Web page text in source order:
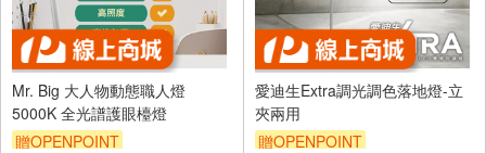
Mr. Big 大人物動態職人燈
5000K 全光譜護眼檯燈
贈OPENPOINT
愛迪生Extra調光調色落地燈-立
夾兩用
贈OPENPOINT